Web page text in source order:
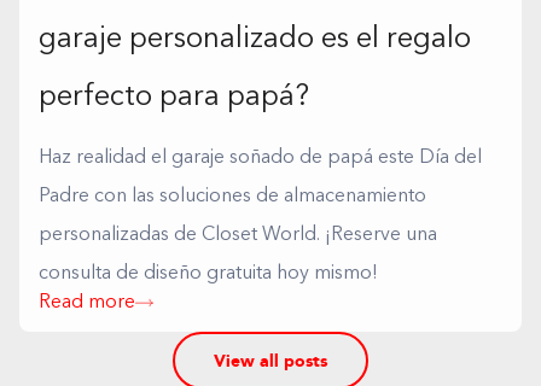
garaje personalizado es el regalo
perfecto para papá?
Haz realidad el garaje soñado de papá este Día del
Padre con las soluciones de almacenamiento
personalizadas de Closet World. ¡Reserve una
consulta de diseño gratuita hoy mismo!
Read more
View all posts